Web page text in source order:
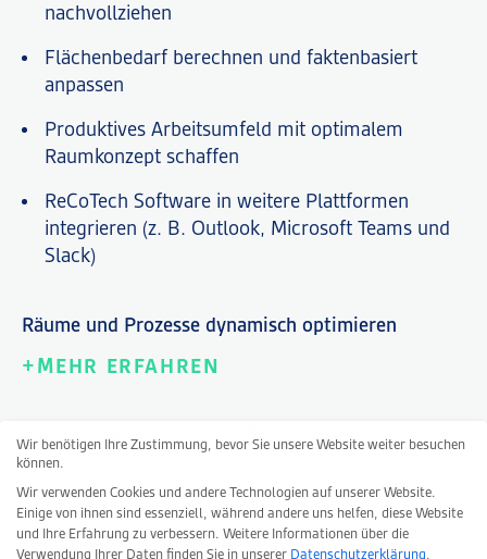
nachvollziehen
Flächenbedarf berechnen und faktenbasiert
anpassen
Produktives Arbeitsumfeld mit optimalem
Raumkonzept schaffen
ReCoTech Software in weitere Plattformen
integrieren (z. B. Outlook, Microsoft Teams und
Slack)
Räume und Prozesse dynamisch optimieren
+ MEHR ERFAHREN
Entscheidungen sicher treffen und kommunizieren
+
Von Einzigartigkeit profitieren
Wir benötigen Ihre Zustimmung, bevor Sie unsere Website weiter besuchen
können.
Wir verwenden Cookies und andere Technologien auf unserer Website.
Einige von ihnen sind essenziell, während andere uns helfen, diese Website
und Ihre Erfahrung zu verbessern. Weitere Informationen über die
Verwendung Ihrer Daten finden Sie in unserer Datenschutzerklärung.